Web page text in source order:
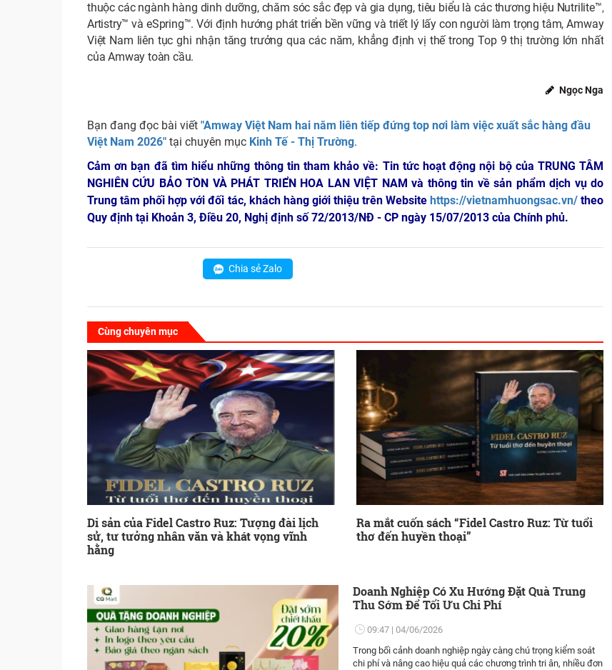
thuộc các ngành hàng dinh dưỡng, chăm sóc sắc đẹp và gia dụng, tiêu biểu là các thương hiệu Nutrilite™,
Artistry™ và eSpring™. Với định hướng phát triển bền vững và triết lý lấy con người làm trọng tâm, Amway
Việt Nam liên tục ghi nhận tăng trưởng qua các năm, khẳng định vị thế trong Top 9 thị trường lớn nhất
của Amway toàn cầu.
Ngọc Nga
Bạn đang đọc bài viết "Amway Việt Nam hai năm liên tiếp đứng top nơi làm việc xuất sắc hàng đầu
Việt Nam 2026" tại chuyên mục Kinh Tế - Thị Trường.
Cảm ơn bạn đã tìm hiểu những thông tin tham khảo về: Tin tức hoạt động nội bộ của TRUNG TÂM
NGHIÊN CỨU BẢO TỒN VÀ PHÁT TRIỂN HOA LAN VIỆT NAM và thông tin về sản phẩm dịch vụ do
Trung tâm phối hợp với đối tác, khách hàng giới thiệu trên Website https://vietnamhuongsac.vn/ theo
Quy định tại Khoản 3, Điều 20, Nghị định số 72/2013/NĐ - CP ngày 15/07/2013 của Chính phủ.
Chia sẻ Zalo
Cùng chuyên mục
Di sản của Fidel Castro Ruz: Tượng đài lịch
sử, tư tưởng nhân văn và khát vọng vĩnh
hằng
Ra mắt cuốn sách “Fidel Castro Ruz: Từ tuổi
thơ đến huyền thoại”
Doanh Nghiệp Có Xu Hướng Đặt Quà Trung
Thu Sớm Để Tối Ưu Chi Phí
09:47
04/06/2026
Trong bối cảnh doanh nghiệp ngày càng chú trọng kiểm soát
chi phí và nâng cao hiệu quả các chương trình tri ân, nhiều đơn